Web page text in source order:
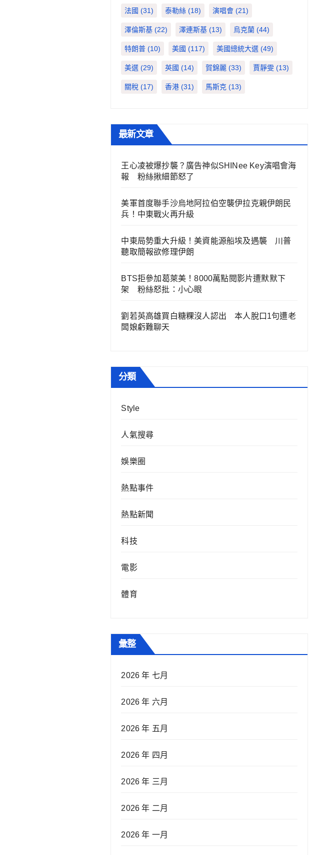
法國 (31) 泰勒絲 (18) 演唱會 (21)
澤倫斯基 (22) 澤連斯基 (13) 烏克蘭 (44)
特朗普 (10) 美國 (117) 美國總統大選 (49)
美選 (29) 英國 (14) 賀錦麗 (33) 賈靜雯 (13)
關稅 (17) 香港 (31) 馬斯克 (13)
最新文章
王心凌被爆抄襲？廣告神似SHINee Key演唱會海
報 粉絲揪細節怒了
美軍首度聯手沙烏地阿拉伯空襲伊拉克親伊朗民
兵！中東戰火再升級
中東局勢重大升級！美資能源船埃及遇襲 川普
聽取簡報欲修理伊朗
BTS拒參加葛萊美！8000萬點閱影片遭默默下
架 粉絲怒批：小心眼
劉若英高雄買白糖粿沒人認出 本人脫口1句遭老
闆娘虧難聊天
分類
Style
人氣搜尋
娛樂圈
熱點事件
熱點新聞
科技
電影
體育
彙整
2026 年 七月
2026 年 六月
2026 年 五月
2026 年 四月
2026 年 三月
2026 年 二月
2026 年 一月